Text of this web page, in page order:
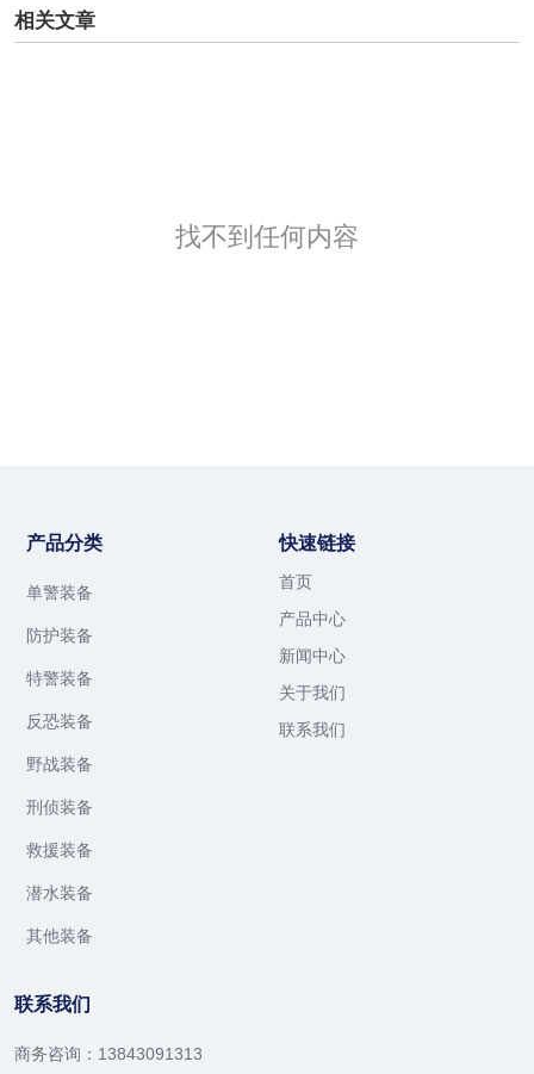
相关文章
找不到任何内容
产品分类
单警装备
防护装备
特警装备
反恐装备
野战装备
刑侦装备
救援装备
潜水装备
其他装备
快速链接
首页
产品中心
新闻中心
关于我们
联系我们
联系我们
商务咨询：13843091313